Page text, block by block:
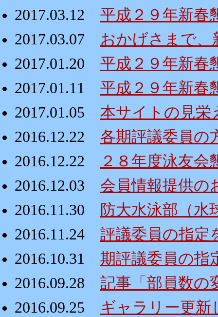
2017.03.12
平成２９年新春
2017.03.07
おかげさまで、
2017.01.20
平成２９年新春
2017.01.11
平成２９年新春
2017.01.05
本サイトの見栄
2016.12.22
各期評議委員の
2016.12.22
２８年度泳友会
2016.12.03
会員情報提供の
2016.11.30
防大水泳部（水
2016.11.24
評議委員の指定
2016.10.31
期評議委員の指
2016.09.28
記事「部員数の
2016.09.25
ギャラリー更新